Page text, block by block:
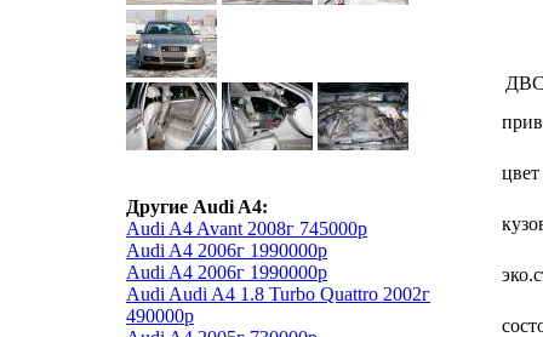
Другие Audi A4:
Audi A4 Avant 2008г 745000р
Audi A4 2006г 1990000р
Audi A4 2006г 1990000р
Audi Audi A4 1.8 Turbo Quattro 2002г
490000р
цвет